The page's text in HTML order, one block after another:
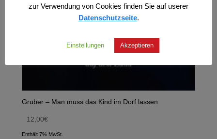
Gruber – Man muss das Kind im Dorf lassen
12,00€
Enthält 7% MwSt.
zur Verwendung von Cookies finden Sie auf userer
Datenschutzseite.
Einstellungen Akzeptieren